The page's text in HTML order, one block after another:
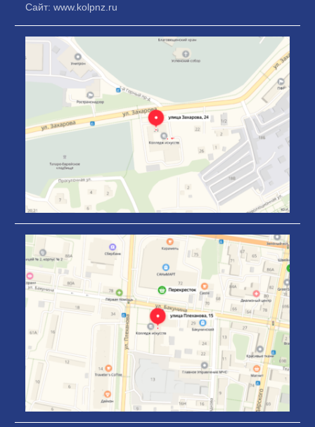
Сайт: www.kolpnz.ru